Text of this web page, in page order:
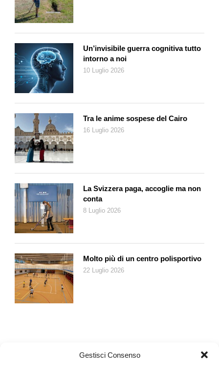
Gestisci Consenso
Un’invisibile guerra cognitiva tutto
intorno a noi
10 Luglio 2026
Tra le anime sospese del Cairo
16 Luglio 2026
La Svizzera paga, accoglie ma non
conta
8 Luglio 2026
Molto più di un centro polisportivo
22 Luglio 2026